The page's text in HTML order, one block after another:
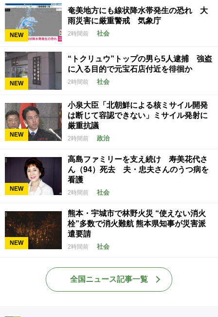
NEW
奄美地方にも線状降水帯発生の恐れ 大
雨災害に厳重警戒 気象庁
2時間前 社会
NEW
“トクリュウ”トップの男ら5人逮捕 強盗
に入る目的で元宝石店付近を徘徊か
2時間前 社会
NEW
小泉大臣「北朝鮮による核ミサイル開発
は断じて容認できない」ミサイル発射に
厳重抗議
2時間前 政治
NEW
高島ファミリーを支え続け 寿美花代さ
ん（94）死去 夫・忠夫さんのうつ病を
看護
2時間前 社会
NEW
熊本・宇城市で林野火災 “使えない消火
栓”多数で消火難航 熊本県知事が災害派
遣要請
2時間前 社会
全国ニュース記事一覧